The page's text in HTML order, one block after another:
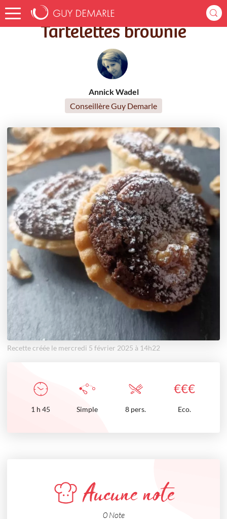
Accueil Recettes Tartelettes brownie
Tartelettes brownie
Annick Wadel
Conseillère Guy Demarle
Recette créée le mercredi 5 février 2025 à 14h22
€€€
1 h 45 Simple 8 pers. Eco.
Aucune note
0 Note